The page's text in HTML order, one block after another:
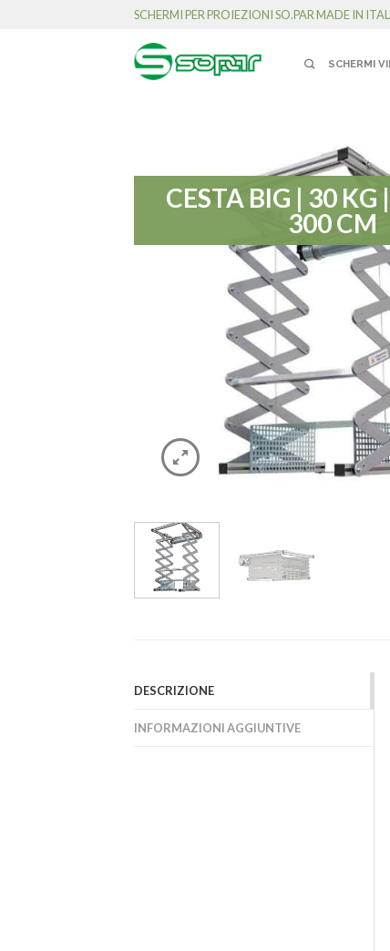
SCHERMI PER PROIEZIONI SO.PAR MADE IN
SCHERMI
CESTA BIG | 30 KG
300 CM
DESCRIZIONE
INFORMAZIONI AGGIUNTIVE